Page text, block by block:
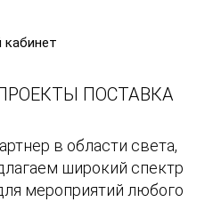
ПОСТАВКА
в области света,
широкий спектр
мероприятий любого